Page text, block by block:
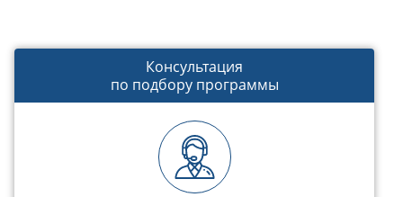
Консультация
по подбору программы